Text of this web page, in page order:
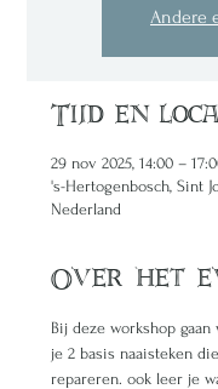
Andere
Tijd en
29 nov 2025, 14:00 –
's-Hertogenbosch, Sint
Nederland
Over het
Bij deze workshop
je 2 basis naaisteken
repareren. ook leer je